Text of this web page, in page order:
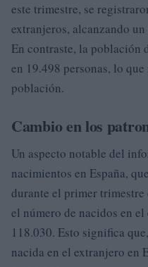
este trimestre, se
extranjeros, alcanzando
En contraste, la población
en 19.498 personas, lo
población.
Cambio en los
Un aspecto notable del
nacimientos en España,
durante el primer
el número de nacidos en
118.030. Esto significa
nacida en el extranjero en